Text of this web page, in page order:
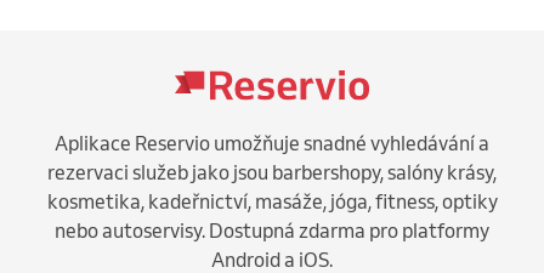
Aplikace Reservio umožňuje snadné vyhledávání a
rezervaci služeb jako jsou barbershopy, salóny krásy,
kosmetika, kadeřnictví, masáže, jóga, fitness, optiky
nebo autoservisy. Dostupná zdarma pro platformy
Android a iOS.